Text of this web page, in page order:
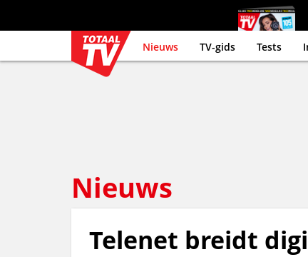
Nieuws TV-gids Tests
Nieuws
Telenet breidt